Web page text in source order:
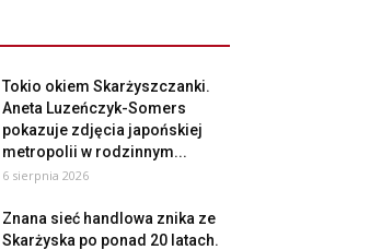
Tokio okiem Skarżyszczanki.
Aneta Luzeńczyk-Somers
pokazuje zdjęcia japońskiej
metropolii w rodzinnym...
6 sierpnia 2026
Znana sieć handlowa znika ze
Skarżyska po ponad 20 latach.